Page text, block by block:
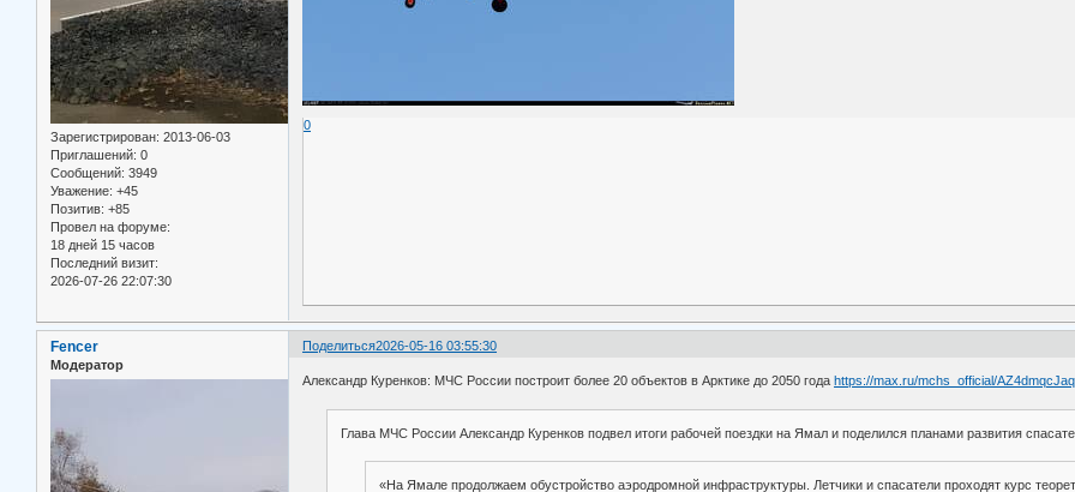
Зарегистрирован: 2013-06-03
Приглашений: 0
Сообщений: 3949
Уважение: +45
Позитив: +85
Провел на форуме:
18 дней 15 часов
Последний визит:
2026-07-26 22:07:30
0
Поделиться2026-05-16 03:55:30
Fencer
Модератор
Александр Куренков: МЧС России построит более 20 объектов в Арктике до 2050 годаhttps://max.ru/mchs_official/
Глава МЧС России Александр Куренков подвел итоги рабочей поездки на Ямал и поделился планами развития
«На Ямале продолжаем обустройство аэродромной инфраструктуры. Летчики и спасатели проходят курс